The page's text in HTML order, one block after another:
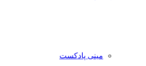
مینی پادکست